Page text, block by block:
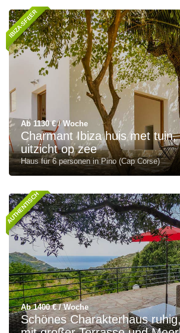
IBIZA-SFEER
Ab 1130 € / Woche
Charmant Ibiza huis met
uitzicht op zee
Haus für 6 personen in Pino (Cap Corse)
AUTHENTISCH
Ab 1400 € / Woche
Schönes Charakterhaus